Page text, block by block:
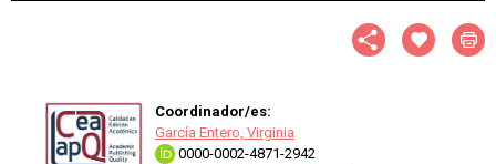
Coordinador/es:
García Entero, Virginia
0000-0002-4871-2942